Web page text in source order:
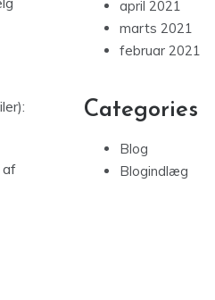
af
april 2021
marts 2021
februar 2021
Categories
Blog
Blogindlæg